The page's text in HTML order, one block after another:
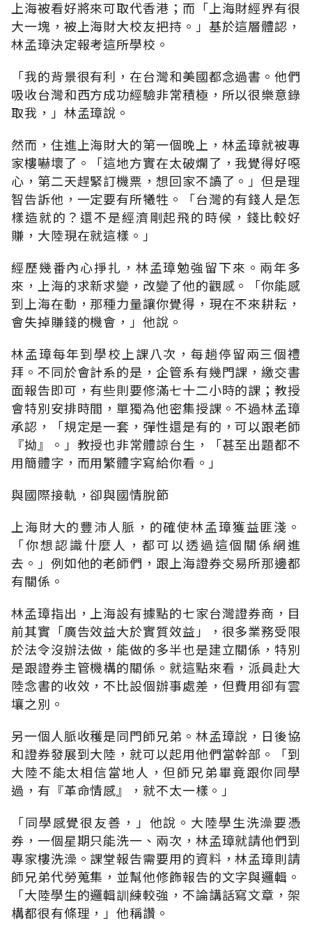
上海被看好將來可取代香港；而「上海財經界有很
大一塊，被上海財大校友把持。」基於這層體認，
林孟璋決定報考這所學校。
「我的背景很有利，在台灣和美國都念過書。他們
吸收台灣和西方成功經驗非常積極，所以很樂意錄
取我，」林孟璋說。
然而，住進上海財大的第一個晚上，林孟璋就被專
家樓嚇壞了。「這地方實在太破爛了，我覺得好噁
心，第二天趕緊訂機票，想回家不讀了。」但是理
智告訴他，一定要有所犧牲。「台灣的有錢人是怎
樣造就的？還不是經濟剛起飛的時候，錢比較好
賺，大陸現在就這樣。」
經歷幾番內心掙扎，林孟璋勉強留下來。兩年多
來，上海的求新求變，改變了他的觀感。「你能感
到上海在動，那種力量讓你覺得，現在不來耕耘，
會失掉賺錢的機會，」他說。
林孟璋每年到學校上課八次，每趟停留兩三個禮
拜。不同於會計系的是，企管系有幾門課，繳交書
面報告即可，有些則要修滿七十二小時的課；教授
會特別安排時間，單獨為他密集授課。不過林孟璋
承認，「規定是一套，彈性還是有的，可以跟老師
『拗』。」教授也非常體諒台生，「甚至出題都不
用簡體字，而用繁體字寫給你看。」
與國際接軌，卻與國情脫節
上海財大的豐沛人脈，的確使林孟璋獲益匪淺。
「你想認識什麼人，都可以透過這個關係網進
去。」例如他的老師們，跟上海證券交易所那邊都
有關係。
林孟璋指出，上海設有據點的七家台灣證券商，目
前其實「廣告效益大於實質效益」，很多業務受限
於法令沒辦法做，能做的多半也是建立關係，特別
是跟證券主管機構的關係。就這點來看，派員赴大
陸念書的收效，不比設個辦事處差，但費用卻有雲
壤之別。
另一個人脈收穫是同門師兄弟。林孟璋說，日後協
和證券發展到大陸，就可以起用他們當幹部。「到
大陸不能太相信當地人，但師兄弟畢竟跟你同學
過，有『革命情感』，就不太一樣。」
「同學感覺很友善，」他說。大陸學生洗澡要憑
券，一個星期只能洗一、兩次，林孟璋就請他們到
專家樓洗澡。課堂報告需要用的資料，林孟璋則請
師兄弟代勞蒐集，並幫他修飾報告的文字與邏輯。
「大陸學生的邏輯訓練較強，不論講話寫文章，架
構都很有條理，」他稱讚。